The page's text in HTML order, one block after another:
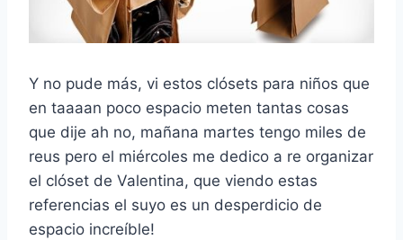
Y no pude más, vi estos clósets para niños que
en taaaan poco espacio meten tantas cosas
que dije ah no, mañana martes tengo miles de
reus pero el miércoles me dedico a re organizar
el clóset de Valentina, que viendo estas
referencias el suyo es un desperdicio de
espacio increíble!